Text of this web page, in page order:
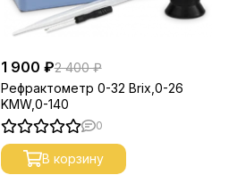
1 900 ₽2 400 ₽
Рефрактометр 0-32 Brix,0-26
KMW,0-140
0
В корзину